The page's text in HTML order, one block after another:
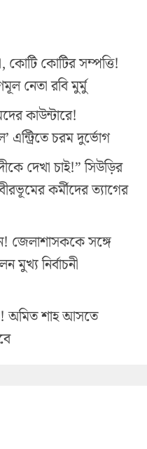
কোটি কোটির সম্পত্তি!
নেতা রবি মুর্মু
কাউন্টারে!
এন্ট্রিতে চরম দুর্ভোগ
দেখা চাই!” সিউড়ির
কর্মীদের ত্যাগের
জেলাশাসককে সঙ্গে
মুখ্য নির্বাচনী
অমিত শাহ আসতে